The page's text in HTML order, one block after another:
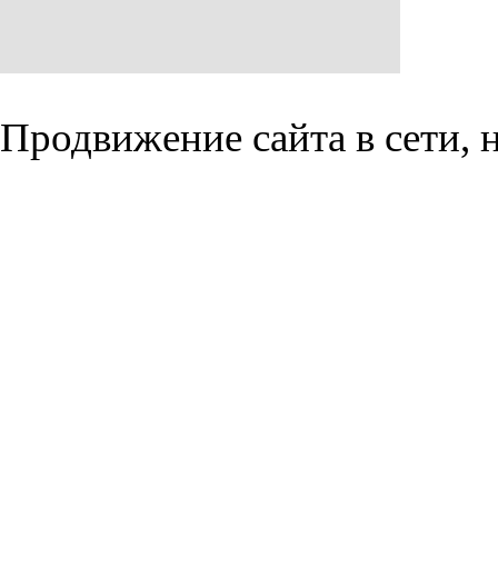
Продвижение сайта в сети,